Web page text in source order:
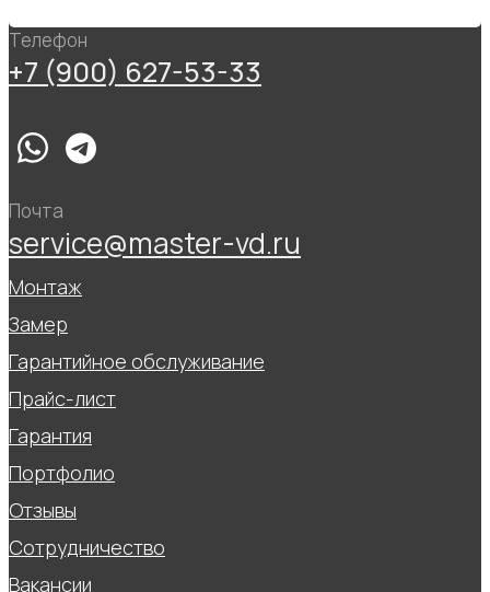
Телефон
+7 (900) 627-53-33
Почта
service@master-vd.ru
Монтаж
Замер
Гарантийное обслуживание
Прайс-лист
Гарантия
Портфолио
Отзывы
Сотрудничество
Вакансии